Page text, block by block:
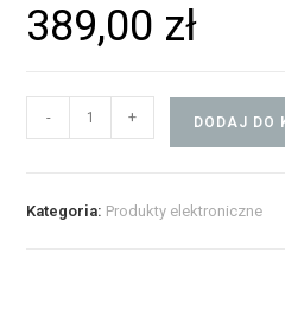
389,00 zł
- + DODAJ DO
Kategoria: Produkty elektroniczne